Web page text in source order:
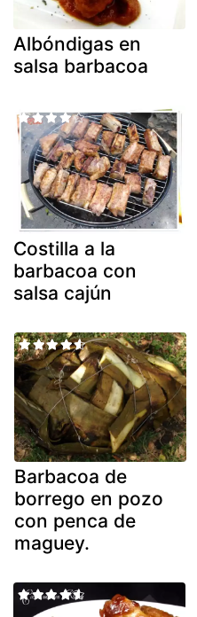
Albóndigas en
salsa barbacoa
Costilla a la
barbacoa con
salsa cajún
Barbacoa de
borrego en pozo
con penca de
maguey.